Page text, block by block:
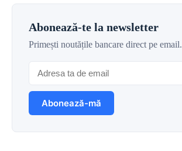
Abonează-te la newsletter
Primești noutățile bancare direct pe email.